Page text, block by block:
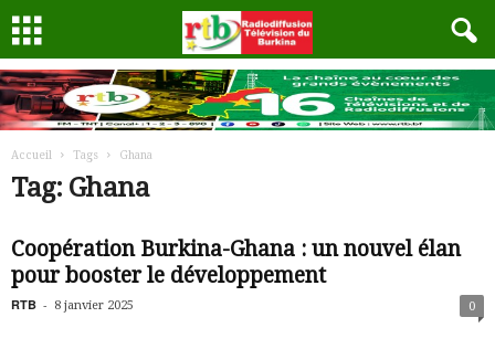
Accueil Tags Ghana
Tag: Ghana
Coopération Burkina-Ghana : un nouvel élan
pour booster le développement
RTB - 8 janvier 2025 0